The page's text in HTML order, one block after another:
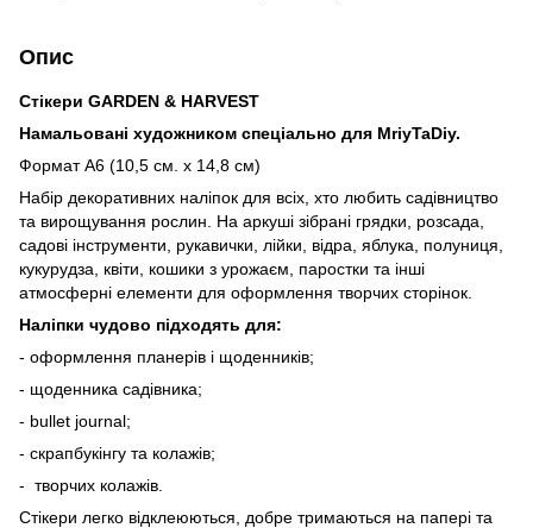
Опис
Стікери GARDEN & HARVEST
Намальовані художником спеціально для MriyTaDiy.
Формат А6 (10,5 см. х 14,8 см)
Набір декоративних наліпок для всіх, хто любить садівництво
та вирощування рослин. На аркуші зібрані грядки, розсада,
садові інструменти, рукавички, лійки, відра, яблука, полуниця,
кукурудза, квіти, кошики з урожаєм, паростки та інші
атмосферні елементи для оформлення творчих сторінок.
Наліпки чудово підходять для:
- оформлення планерів і щоденників;
- щоденника садівника;
- bullet journal;
- скрапбукінгу та колажів;
- творчих колажів.
Стікери легко відклеюються, добре тримаються на папері та